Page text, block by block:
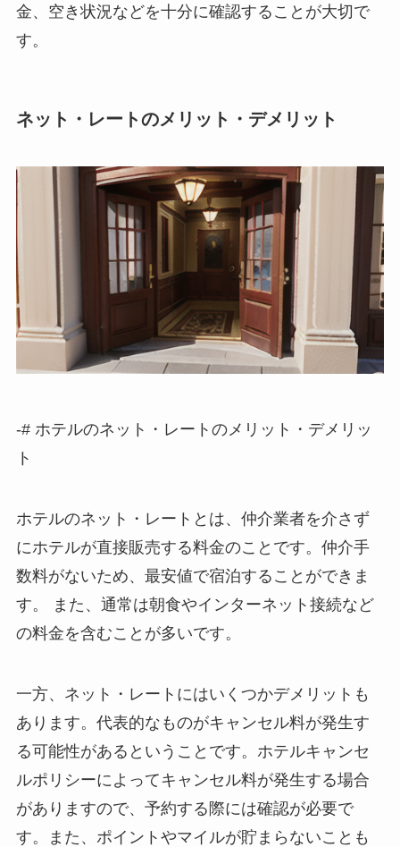
金、空き状況などを十分に確認することが大切で
す。
ネット・レートのメリット・デメリット
-# ホテルのネット・レートのメリット・デメリッ
ト
ホテルのネット・レートとは、仲介業者を介さず
にホテルが直接販売する料金のことです。仲介手
数料がないため、最安値で宿泊することができま
す。
また、通常は朝食やインターネット接続など
の料金を含むことが多いです。
一方、ネット・レートにはいくつかデメリットも
あります。代表的なものがキャンセル料が発生す
る可能性があるということです。ホテルキャンセ
ルポリシーによってキャンセル料が発生する場合
がありますので、予約する際には確認が必要で
す。また、ポイントやマイルが貯まらないことも